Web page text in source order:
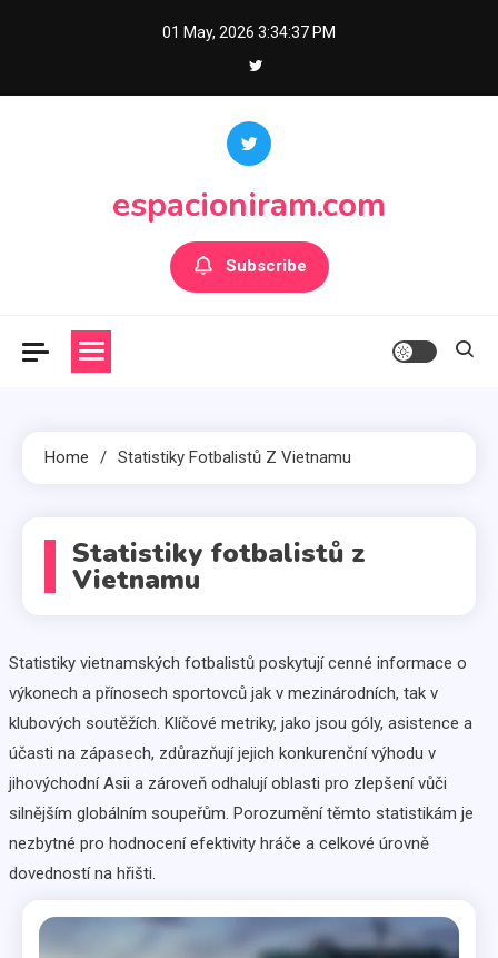
01 May, 2026 3:34:38 PM
espacioniram.com
Subscribe
Home Statistiky Fotbalistů Z Vietnamu
Statistiky fotbalistů z
Vietnamu
Statistiky vietnamských fotbalistů poskytují cenné informace o
výkonech a přínosech sportovců jak v mezinárodních, tak v
klubových soutěžích. Klíčové metriky, jako jsou góly, asistence a
účasti na zápasech, zdůrazňují jejich konkurenční výhodu v
jihovýchodní Asii a zároveň odhalují oblasti pro zlepšení vůči
silnějším globálním soupeřům. Porozumění těmto statistikám je
nezbytné pro hodnocení efektivity hráče a celkové úrovně
dovedností na hřišti.